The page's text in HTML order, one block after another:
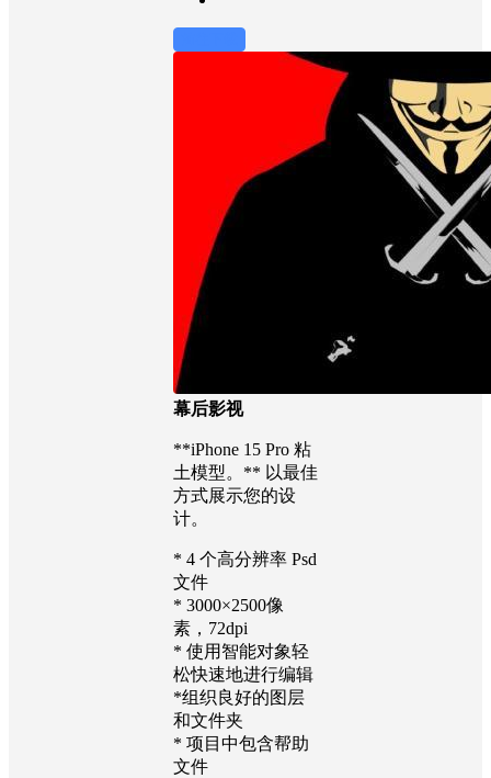
幕后影视
**iPhone 15 Pro 粘
土模型。** 以最佳
方式展示您的设
计。
* 4 个高分辨率 Psd
文件
* 3000×2500像
素，72dpi
* 使用智能对象轻
松快速地进行编辑
*组织良好的图层
和文件夹
* 项目中包含帮助
文件